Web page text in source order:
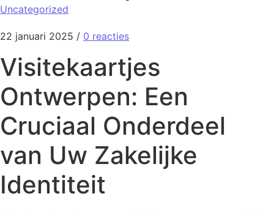
Uncategorized
22 januari 2025 / 0 reacties
Visitekaartjes
Ontwerpen: Een
Cruciaal Onderdeel
van Uw Zakelijke
Identiteit